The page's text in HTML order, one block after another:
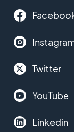
Twitter
YouTube
Linkedin